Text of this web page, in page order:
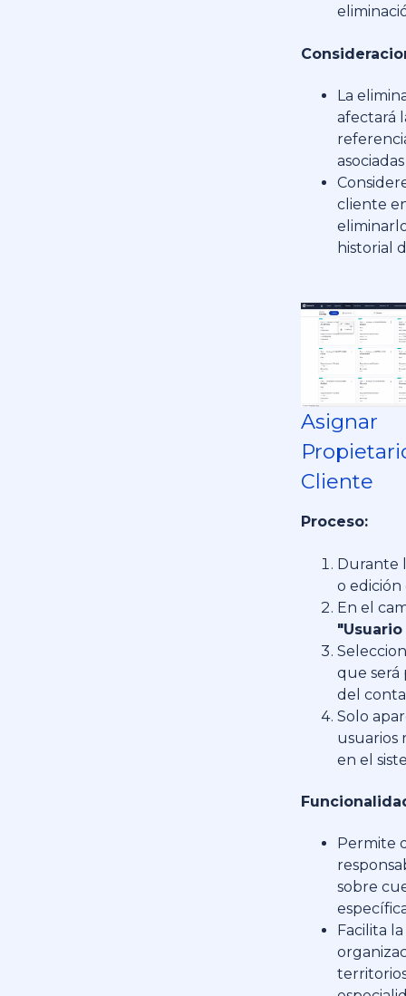
La
afectará
asociadas
cliente
historial
Asignar
Cliente
Proceso:
Durante
o
En el
que será
del
Solo
usuarios
en el
Permite
sobre
Facilita la